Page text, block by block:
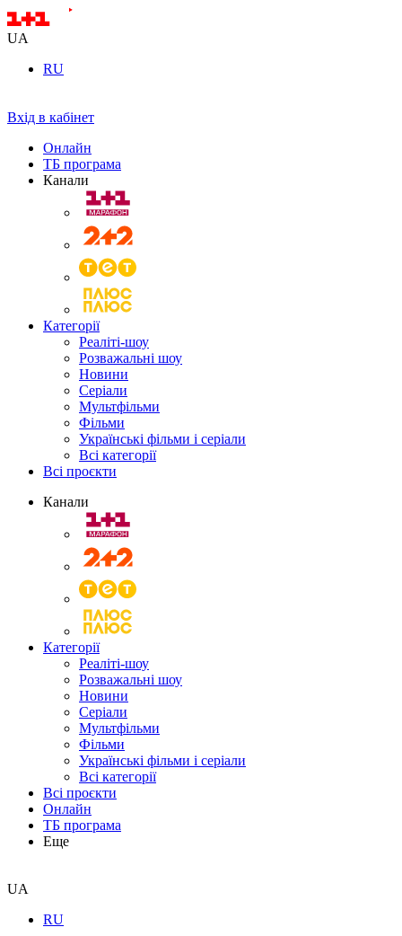
UA
RU
Вхід в кабінет
Онлайн
ТБ програма
Канали
Категорії
Реаліті-шоу
Розважальні шоу
Новини
Серіали
Мультфільми
Фільми
Українські фільми і серіали
Всі категорії
Всі проєкти
Канали
Категорії
Реаліті-шоу
Розважальні шоу
Новини
Серіали
Мультфільми
Фільми
Українські фільми і серіали
Всі категорії
Всі проєкти
Онлайн
ТБ програма
Еще
UA
RU